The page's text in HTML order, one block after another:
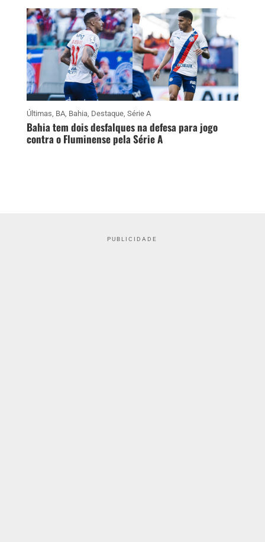
Últimas, BA, Bahia, Destaque, Série A
Bahia tem dois desfalques na defesa para jogo
contra o Fluminense pela Série A
PUBLICIDADE